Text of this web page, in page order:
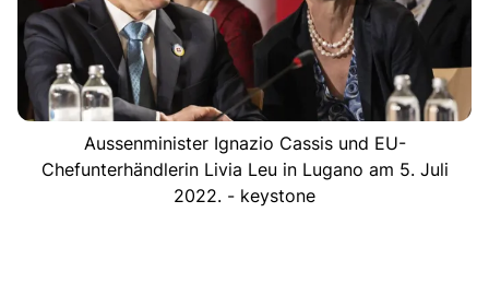
Aussenminister Ignazio Cassis und EU-
Chefunterhändlerin Livia Leu in Lugano am 5. Juli
2022. - keystone